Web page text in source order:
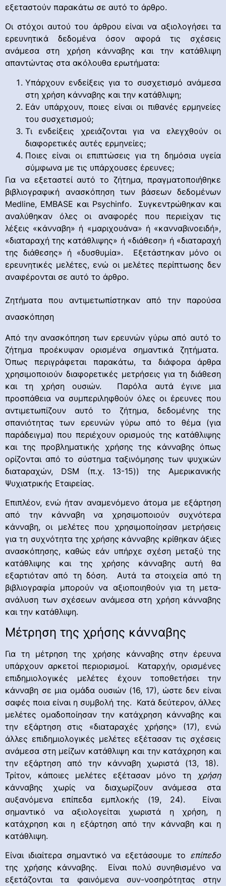
εξεταστούν παρακάτω σε αυτό το άρθρο.
Οι στόχοι αυτού του άρθρου είναι να αξιολογήσει τα
ερευνητικά δεδομένα όσον αφορά τις σχέσεις
ανάμεσα στη χρήση κάνναβης και την κατάθλιψη
απαντώντας στα ακόλουθα ερωτήματα:
Υπάρχουν ενδείξεις για το συσχετισμό ανάμεσα
στη χρήση κάνναβης και την κατάθλιψη;
Εάν υπάρχουν, ποιες είναι οι πιθανές ερμηνείες
του συσχετισμού;
Τι ενδείξεις χρειάζονται για να ελεγχθούν οι
διαφορετικές αυτές ερμηνείες;
Ποιες είναι οι επιπτώσεις για τη δημόσια υγεία
σύμφωνα με τις υπάρχουσες έρευνες;
Για να εξεταστεί αυτό το ζήτημα, πραγματοποιήθηκε
βιβλιογραφική ανασκόπηση των βάσεων δεδομένων
Medline, EMBASE και Psychinfo. Συγκεντρώθηκαν και
αναλύθηκαν όλες οι αναφορές που περιείχαν τις
λέξεις «κάνναβη» ή «μαριχουάνα» ή «κανναβινοειδή»,
«διαταραχή της κατάθλιψης» ή «διάθεση» ή «διαταραχή
της διάθεσης» ή «δυσθυμία». Εξετάστηκαν μόνο οι
ερευνητικές μελέτες, ενώ οι μελέτες περίπτωσης δεν
αναφέρονται σε αυτό το άρθρο.
Ζητήματα που αντιμετωπίστηκαν από την παρούσα
ανασκόπηση
Από την ανασκόπηση των ερευνών γύρω από αυτό το
ζήτημα προέκυψαν ορισμένα σημαντικά ζητήματα.
Όπως περιγράφεται παρακάτω, τα διάφορα άρθρα
χρησιμοποιούν διαφορετικές μετρήσεις για τη διάθεση
και τη χρήση ουσιών. Παρόλα αυτά έγινε μια
προσπάθεια να συμπεριληφθούν όλες οι έρευνες που
αντιμετωπίζουν αυτό το ζήτημα, δεδομένης της
σπανιότητας των ερευνών γύρω από το θέμα (για
παράδειγμα) που περιέχουν ορισμούς της κατάθλιψης
και της προβληματικής χρήσης της κάνναβης όπως
ορίζονται από το σύστημα ταξινόμησης των ψυχικών
διαταραχών, DSM (π.χ. 13-15)) της Αμερικανικής
Ψυχιατρικής Εταιρείας.
Επιπλέον, ενώ ήταν αναμενόμενο άτομα με εξάρτηση
από την κάνναβη να χρησιμοποιούν συχνότερα
κάνναβη, οι μελέτες που χρησιμοποίησαν μετρήσεις
για τη συχνότητα της χρήσης κάνναβης κρίθηκαν άξιες
ανασκόπησης, καθώς εάν υπήρχε σχέση μεταξύ της
κατάθλιψης και της χρήσης κάνναβης αυτή θα
εξαρτιόταν από τη δόση. Αυτά τα στοιχεία από τη
βιβλιογραφία μπορούν να αξιοποιηθούν για τη μετα-
ανάλυση των σχέσεων ανάμεσα στη χρήση κάνναβης
και την κατάθλιψη.
Μέτρηση της χρήσης κάνναβης
Για τη μέτρηση της χρήσης κάνναβης στην έρευνα
υπάρχουν αρκετοί περιορισμοί. Καταρχήν, ορισμένες
επιδημιολογικές μελέτες έχουν τοποθετήσει την
κάνναβη σε μια ομάδα ουσιών (16, 17), ώστε δεν είναι
σαφές ποια είναι η συμβολή της. Κατά δεύτερον, άλλες
μελέτες ομαδοποίησαν την κατάχρηση κάνναβης και
την εξάρτηση στις «διαταραχές χρήσης» (17), ενώ
άλλες επιδημιολογικές μελέτες εξέτασαν τις σχέσεις
ανάμεσα στη μείζων κατάθλιψη και την κατάχρηση και
την εξάρτηση από την κάνναβη χωριστά (13, 18).
Τρίτον, κάποιες μελέτες εξέτασαν μόνο τη χρήση
κάνναβης χωρίς να διαχωρίζουν ανάμεσα στα
αυξανόμενα επίπεδα εμπλοκής (19, 24). Είναι
σημαντικό να αξιολογείται χωριστά η χρήση, η
κατάχρηση και η εξάρτηση από την κάνναβη και η
κατάθλιψη.
Είναι ιδιαίτερα σημαντικό να εξετάσουμε το επίπεδο
της χρήσης κάνναβης. Είναι πολύ συνηθισμένο να
εξετάζονται τα φαινόμενα συν-νοσηρότητας στην